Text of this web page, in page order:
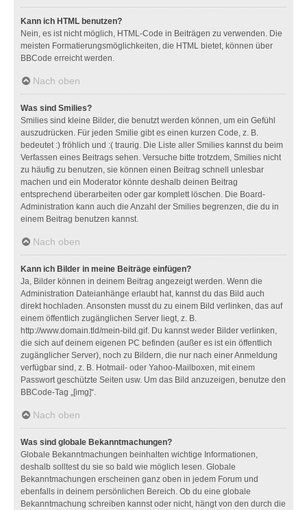
Kann ich HTML benutzen?
Nein, es ist nicht möglich, HTML-Code in Beiträgen zu verwenden. Die
meisten Formatierungsmöglichkeiten, die HTML bietet, können über
BBCode erreicht werden.
Nach oben
Was sind Smilies?
Smilies sind kleine Bilder, die benutzt werden können, um ein Gefühl
auszudrücken. Für jeden Smilie gibt es einen kurzen Code, z. B.
bedeutet :) fröhlich und :( traurig. Die Liste aller Smilies kannst du beim
Verfassen eines Beitrags sehen. Versuche bitte trotzdem, Smilies nicht
zu häufig zu benutzen, sie können einen Beitrag schnell unlesbar
machen und ein Moderator könnte deshalb deinen Beitrag
entsprechend überarbeiten oder gar komplett löschen. Die Board-
Administration kann auch die Anzahl der Smilies begrenzen, die du in
einem Beitrag benutzen kannst.
Nach oben
Kann ich Bilder in meine Beiträge einfügen?
Ja, Bilder können in deinem Beitrag angezeigt werden. Wenn die
Administration Dateianhänge erlaubt hat, kannst du das Bild auch
direkt hochladen. Ansonsten musst du zu einem Bild verlinken, das auf
einem öffentlich zugänglichen Server liegt, z. B.
http://www.domain.tld/mein-bild.gif. Du kannst weder Bilder verlinken,
die sich auf deinem eigenen PC befinden (außer es ist ein öffentlich
zugänglicher Server), noch zu Bildern, die nur nach einer Anmeldung
verfügbar sind, z. B. Hotmail- oder Yahoo-Mailboxen, mit einem
Passwort geschützte Seiten usw. Um das Bild anzuzeigen, benutze den
BBCode-Tag „[img]“.
Nach oben
Was sind globale Bekanntmachungen?
Globale Bekanntmachungen beinhalten wichtige Informationen,
deshalb solltest du sie so bald wie möglich lesen. Globale
Bekanntmachungen erscheinen ganz oben in jedem Forum und
ebenfalls in deinem persönlichen Bereich. Ob du eine globale
Bekanntmachung schreiben kannst oder nicht, hängt von den durch die